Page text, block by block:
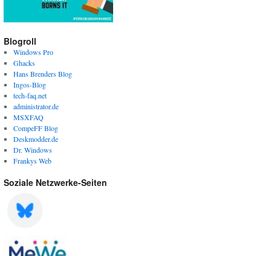
Blogroll
Windows Pro
Ghacks
Hans Brenders Blog
Ingos-Blog
tech-faq.net
administrator.de
MSXFAQ
CompeFF Blog
Deskmodder.de
Dr. Windows
Frankys Web
Soziale Netzwerke-Seiten